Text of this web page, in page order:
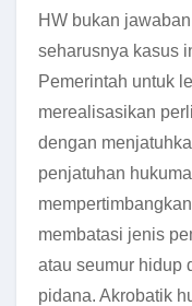
HW bukan
seharusnya kasus
Pemerintah untuk
merealisasikan
dengan
penjatuhan
membatasi jenis
atau seumur hidup
pidana. Akrobatik